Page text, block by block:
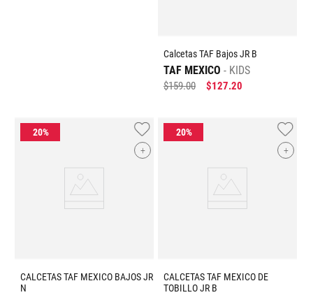
Calcetas TAF Bajos JR B
TAF MEXICO KIDS
$159.00 $127.20
+
CALCETAS TAF MEXICO BAJOS JR
N
+
CALCETAS TAF MEXICO DE
TOBILLO JR B